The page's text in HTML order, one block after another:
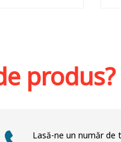
produs?
Lasă-ne un număr de